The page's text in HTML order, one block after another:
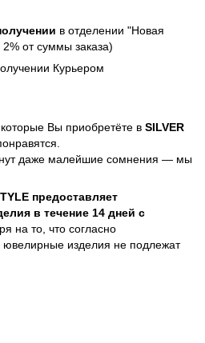
в отделении "Новая
от суммы заказа)
Курьером
Вы приобретёте в SILVER
даже малейшие сомнения — мы
предоставляет
в течение 14 дней с
на то, что согласно
ювелирные изделия не подлежат